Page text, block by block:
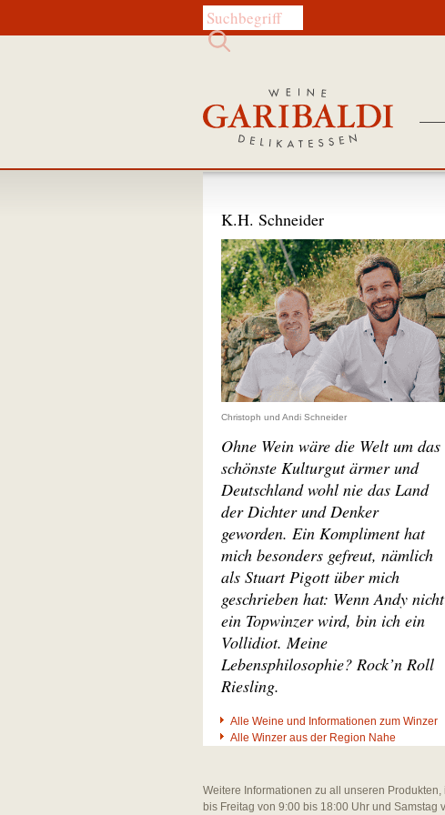
Diese Website durchsuchen:
K.H. Schneider
Christoph und Andi Schneider
Ohne Wein wäre die Welt um das
schönste Kulturgut ärmer und
Deutschland wohl nie das Land
der Dichter und Denker
geworden. Ein Kompliment hat
mich besonders gefreut, nämlich
als Stuart Pigott über mich
geschrieben hat: Wenn Andy nicht
ein Topwinzer wird, bin ich ein
Vollidiot. Meine
Lebensphilosophie? Rock’n Roll
Riesling.
Alle Weine und Informationen zum Winzer
Alle Winzer aus der Region Nahe
Weitere Informationen zu all unseren
bis Freitag von 9:00 bis 18:00 Uhr und